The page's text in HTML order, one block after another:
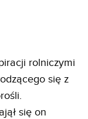
rolniczymi
się z
się on